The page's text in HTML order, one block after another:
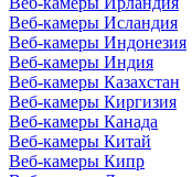
Веб-камеры Исландия
Веб-камеры Индонезия
Веб-камеры Индия
Веб-камеры Казахстан
Веб-камеры Киргизия
Веб-камеры Канада
Веб-камеры Китай
Веб-камеры Кипр